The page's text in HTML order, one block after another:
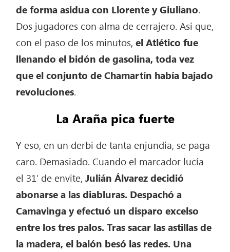
de forma asidua con Llorente y Giuliano.
Dos jugadores con alma de cerrajero. Así que,
con el paso de los minutos,el Atlético fue
llenando el bidón de gasolina, toda vez
que el conjunto de Chamartín había bajado
revoluciones.
La Araña pica fuerte
Y eso, en un derbi de tanta enjundia, se paga
caro. Demasiado. Cuando el marcador lucía
el 31′ de envite, Julián Álvarez decidió
abonarse a las diabluras. Despachó a
Camavinga y efectuó un disparo excelso
entre los tres palos. Tras sacar las astillas de
la madera, el balón besó las redes. Una